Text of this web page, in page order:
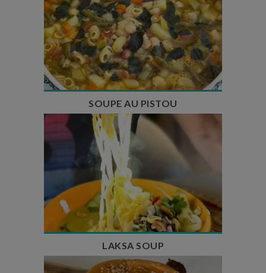
Temps de préparation : 35 min
Temps de cuisson : 1h15
Nombre de couverts : 8
SOUPE AU PISTOU
Temps de préparation : 40 min
Temps de cuisson : 25 min
Nombre de couverts : 4
LAKSA SOUP